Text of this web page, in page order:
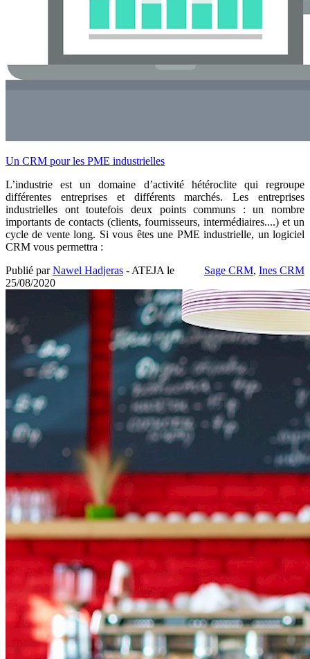
Un CRM pour les PME industrielles
L’industrie est un domaine d’activité hétéroclite qui regroupe
différentes entreprises et différents marchés. Les entreprises
industrielles ont toutefois deux points communs : un nombre
importants de contacts (clients, fournisseurs, intermédiaires....) et un
cycle de vente long. Si vous êtes une PME industrielle, un logiciel
CRM vous permettra :
Sage CRM, Ines CRM
Publié parNawel Hadjeras - ATEJA le
25/08/2020